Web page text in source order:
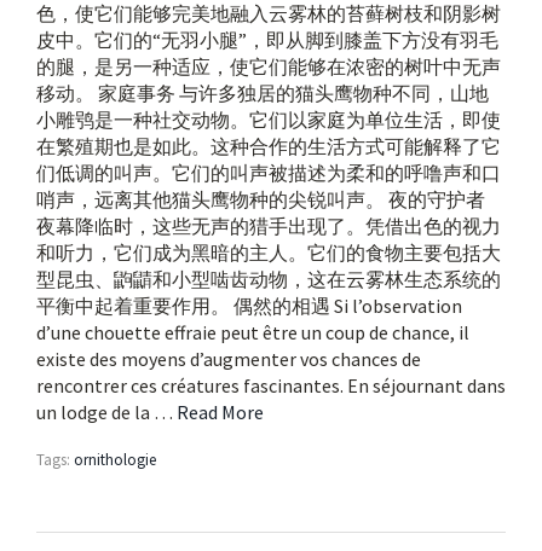
色，使它们能够完美地融入云雾林的苔藓树枝和阴影树
皮中。它们的“无羽小腿”，即从脚到膝盖下方没有羽毛
的腿，是另一种适应，使它们能够在浓密的树叶中无声
移动。 家庭事务 与许多独居的猫头鹰物种不同，山地
小雕鸮是一种社交动物。它们以家庭为单位生活，即使
在繁殖期也是如此。这种合作的生活方式可能解释了它
们低调的叫声。它们的叫声被描述为柔和的呼噜声和口
哨声，远离其他猫头鹰物种的尖锐叫声。 夜的守护者
夜幕降临时，这些无声的猎手出现了。凭借出色的视力
和听力，它们成为黑暗的主人。它们的食物主要包括大
型昆虫、鼩鼱和小型啮齿动物，这在云雾林生态系统的
平衡中起着重要作用。 偶然的相遇 Si l’observation
d’une chouette effraie peut être un coup de chance, il
existe des moyens d’augmenter vos chances de
rencontrer ces créatures fascinantes. En séjournant dans
un lodge de la … Read More
Tags: ornithologie